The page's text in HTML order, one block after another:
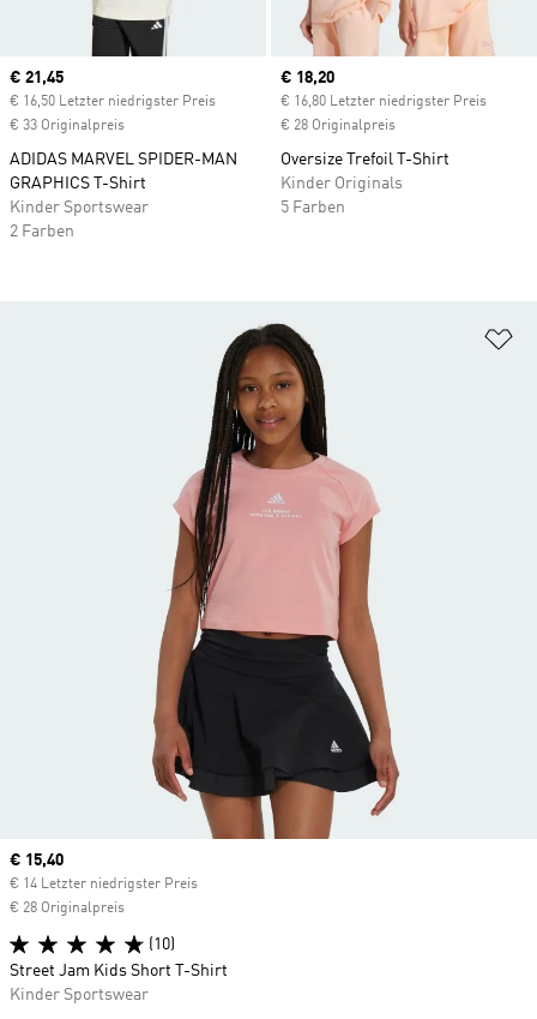
Current price
€ 21,45
€ 16,50 Letzter niedrigster Preis
€ 33 Originalpreis
ADIDAS MARVEL SPIDER-MAN
GRAPHICS T-Shirt
Kinder Sportswear
2 Farben
Current price
€ 18,20
€ 16,80 Letzter niedrigster Preis
€ 28 Originalpreis
Oversize Trefoil T-Shirt
Kinder Originals
5 Farben
Current price
€ 15,40
€ 14 Letzter niedrigster Preis
€ 28 Originalpreis
(10)
Street Jam Kids Short T-Shirt
Kinder Sportswear